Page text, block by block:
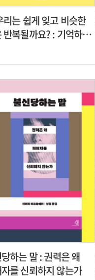
리는 쉽게 잊고 비슷한
반복될까요? : 기억하는
하는 말 : 권력은 왜
를 신뢰하지 않는가